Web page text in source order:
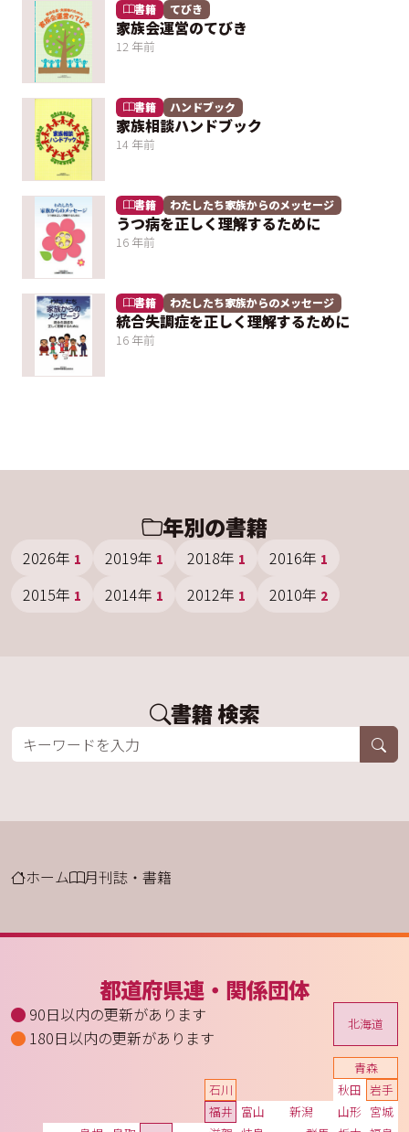
書籍 てびき
家族会運営のてびき
12 年前
書籍 ハンドブック
家族相談ハンドブック
14 年前
書籍 わたしたち家族からのメッセージ
うつ病を正しく理解するために
16 年前
書籍 わたしたち家族からのメッセージ
統合失調症を正しく理解するために
16 年前
年別の書籍
2026年 1 2019年 1 2018年 1 2016年 1
2015年 1 2014年 1 2012年 1 2010年 2
書籍 検索
ホーム 月刊誌・書籍
都道府県連・関係団体
90日以内の更新があります
180日以内の更新があります
北海道
青森
岩手
宮城
秋田
山形
新潟
富山
石川
福井